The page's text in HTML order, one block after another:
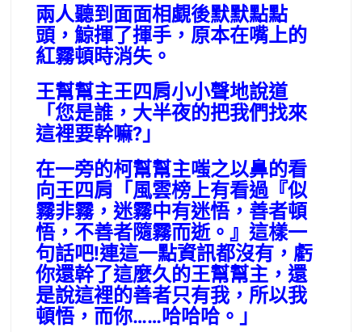
兩人聽到面面相覷後默默點點
頭，鯨揮了揮手，原本在嘴上的
紅霧頓時消失。
王幫幫主王四肩小小聲地說道
「您是誰，大半夜的把我們找來
這裡要幹嘛?」
在一旁的柯幫幫主嗤之以鼻的看
向王四肩「風雲榜上有看過『似
霧非霧，迷霧中有迷悟，善者頓
悟，不善者隨霧而逝。』這樣一
句話吧!連這一點資訊都沒有，虧
你還幹了這麼久的王幫幫主，還
是說這裡的善者只有我，所以我
頓悟，而你……哈哈哈。」